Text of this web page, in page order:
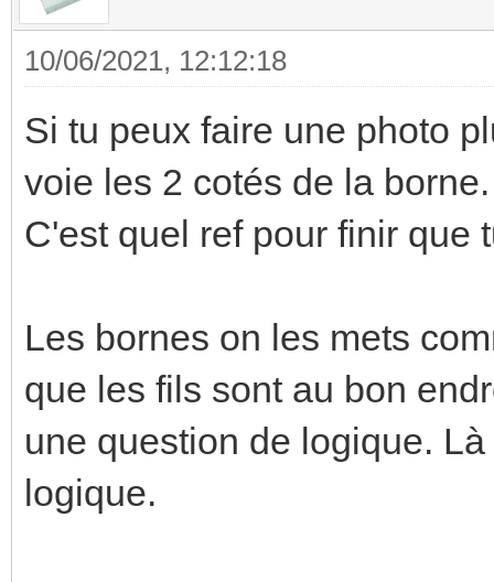
10/06/2021, 12:12:18
Si tu peux faire une photo
voie les 2 cotés de la borne.
C'est quel ref pour finir que
Les bornes on les mets
que les fils sont au bon
une question de logique.
logique.